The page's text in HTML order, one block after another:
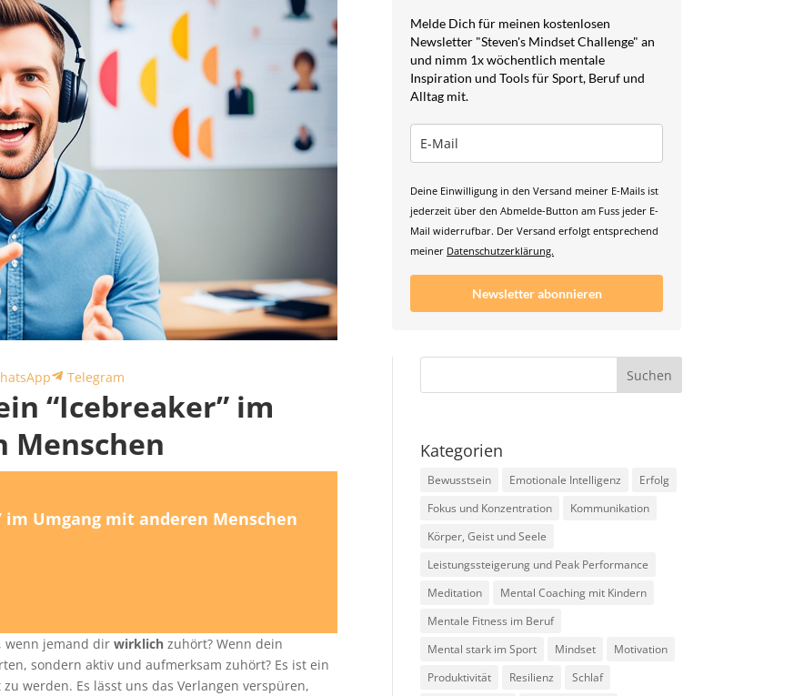
Share
Telegram
“Icebreaker” im
Menschen
Umgang mit anderen Menschen
wenn jemand dirwirklich zuhört? Wenn dein
sondern aktiv und aufmerksam zuhört? Es ist ein
werden. Es lässt uns das Verlangen verspüren,
Melde Dich für meinen kostenlosen
Newsletter "Steven's Mindset Challenge" an
und nimm 1x wöchentlich mentale
Inspiration und Tools für Sport, Beruf und
Alltag mit.
Deine Einwilligung in den Versand meiner E-Mails ist
jederzeit über den Abmelde-Button am Fuss jeder E-
Mail widerrufbar. Der Versand erfolgt entsprechend
meiner Datenschutzerklärung.
Newsletter abonnieren
Kategorien
Bewusstsein Emotionale Intelligenz
Erfolg
Fokus und Konzentration
Kommunikation
Körper, Geist und Seele
Leistungssteigerung und Peak Performance
Meditation
Mental Coaching mit Kindern
Mentale Fitness im Beruf
Mental stark im Sport
Mindset
Motivation
Produktivität
Resilienz
Schlaf